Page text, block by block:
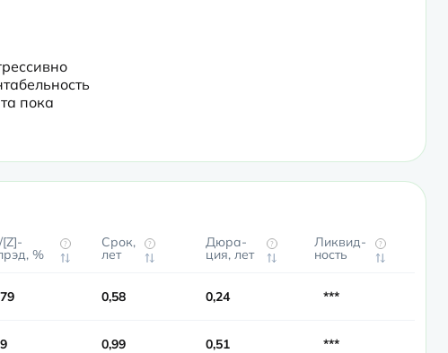
пока
[Z]-
%
? Срок,
лет
? Дюра­
ция, лет
? Ликвид­
ность
?
0,58 0,24 ***
0,99 0,51 ***